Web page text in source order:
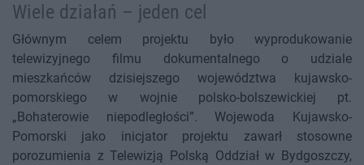
Wiele działań – jeden cel
Głównym celem projektu było wyprodukowanie
telewizyjnego filmu dokumentalnego o udziale
mieszkańców dzisiejszego województwa kujawsko-
pomorskiego w wojnie polsko-bolszewickiej pt.
„Bohaterowie niepodległości”. Wojewoda Kujawsko-
Pomorski jako inicjator projektu zawarł stosowne
porozumienia z Telewizją Polską Oddział w Bydgoszczy,